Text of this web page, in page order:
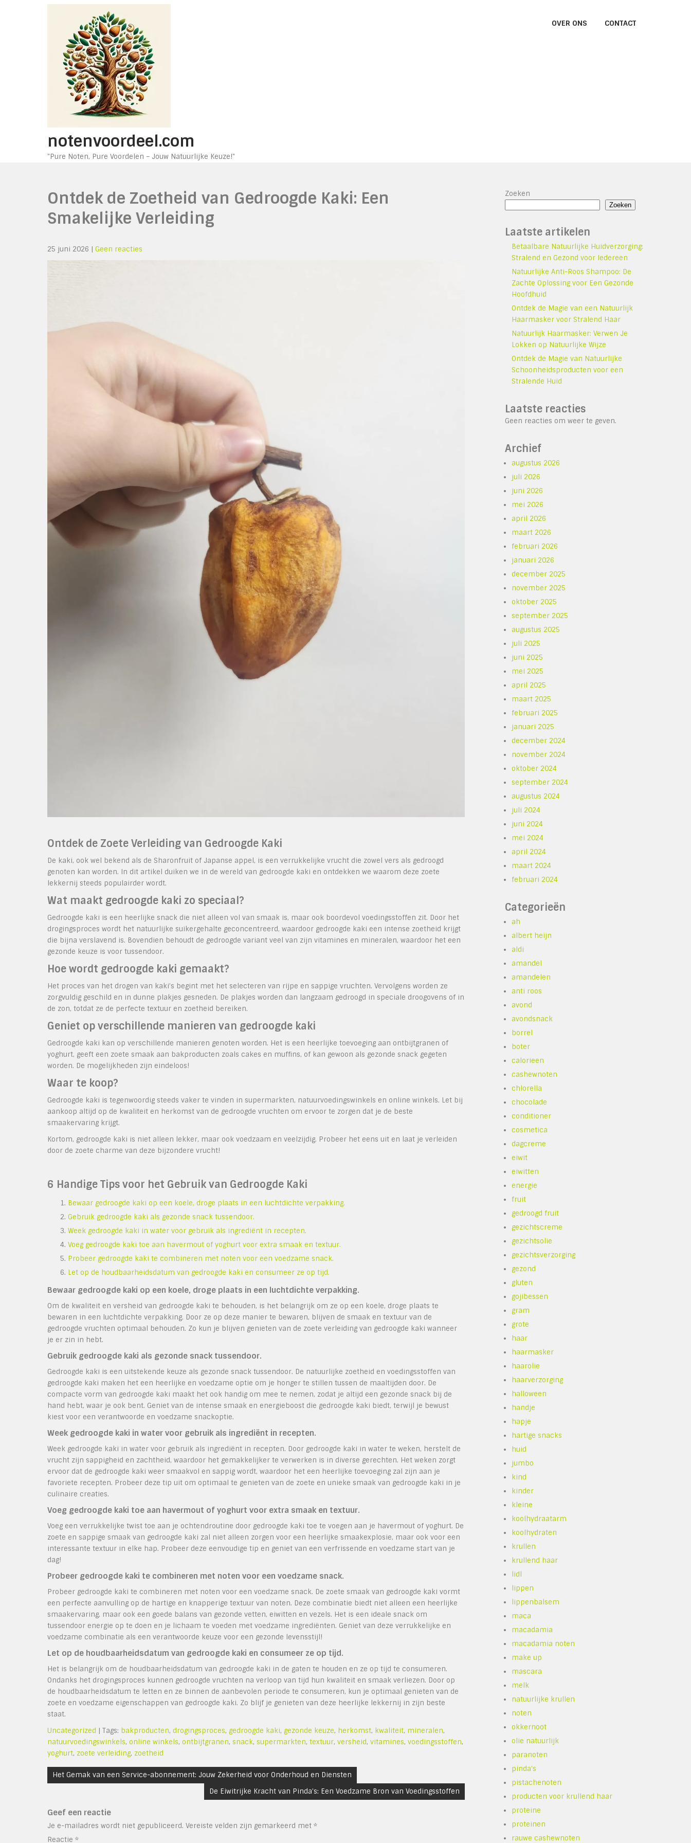
notenvoordeel.com
"Pure Noten, Pure Voordelen – Jouw Natuurlijke Keuze!"
OVER ONS CONTACT
Ontdek de Zoetheid van Gedroogde Kaki: Een
Smakelijke Verleiding
25 juni 2026 | Geen reacties
Ontdek de Zoete Verleiding van Gedroogde Kaki
De kaki, ook wel bekend als de Sharonfruit of Japanse appel, is een verrukkelijke vrucht die zowel vers als gedroogd
genoten kan worden. In dit artikel duiken we in de wereld van gedroogde kaki en ontdekken we waarom deze zoete
lekkernij steeds populairder wordt.
Wat maakt gedroogde kaki zo speciaal?
Gedroogde kaki is een heerlijke snack die niet alleen vol van smaak is, maar ook boordevol voedingsstoffen zit. Door het
drogingsproces wordt het natuurlijke suikergehalte geconcentreerd, waardoor gedroogde kaki een intense zoetheid krijgt
die bijna verslavend is. Bovendien behoudt de gedroogde variant veel van zijn vitamines en mineralen, waardoor het een
gezonde keuze is voor tussendoor.
Hoe wordt gedroogde kaki gemaakt?
Het proces van het drogen van kaki’s begint met het selecteren van rijpe en sappige vruchten. Vervolgens worden ze
zorgvuldig geschild en in dunne plakjes gesneden. De plakjes worden dan langzaam gedroogd in speciale droogovens of in
de zon, totdat ze de perfecte textuur en zoetheid bereiken.
Geniet op verschillende manieren van gedroogde kaki
Gedroogde kaki kan op verschillende manieren genoten worden. Het is een heerlijke toevoeging aan ontbijtgranen of
yoghurt, geeft een zoete smaak aan bakproducten zoals cakes en muffins, of kan gewoon als gezonde snack gegeten
worden. De mogelijkheden zijn eindeloos!
Waar te koop?
Gedroogde kaki is tegenwoordig steeds vaker te vinden in supermarkten, natuurvoedingswinkels en online winkels. Let bij
aankoop altijd op de kwaliteit en herkomst van de gedroogde vruchten om ervoor te zorgen dat je de beste
smaakervaring krijgt.
Kortom, gedroogde kaki is niet alleen lekker, maar ook voedzaam en veelzijdig. Probeer het eens uit en laat je verleiden
door de zoete charme van deze bijzondere vrucht!
6 Handige Tips voor het Gebruik van Gedroogde Kaki
Bewaar gedroogde kaki op een koele, droge plaats in een luchtdichte verpakking.
Gebruik gedroogde kaki als gezonde snack tussendoor.
Week gedroogde kaki in water voor gebruik als ingrediënt in recepten.
Voeg gedroogde kaki toe aan havermout of yoghurt voor extra smaak en textuur.
Probeer gedroogde kaki te combineren met noten voor een voedzame snack.
Let op de houdbaarheidsdatum van gedroogde kaki en consumeer ze op tijd.
Bewaar gedroogde kaki op een koele, droge plaats in een luchtdichte verpakking.
Om de kwaliteit en versheid van gedroogde kaki te behouden, is het belangrijk om ze op een koele, droge plaats te
bewaren in een luchtdichte verpakking. Door ze op deze manier te bewaren, blijven de smaak en textuur van de
gedroogde vruchten optimaal behouden. Zo kun je blijven genieten van de zoete verleiding van gedroogde kaki wanneer
je er zin in hebt.
Gebruik gedroogde kaki als gezonde snack tussendoor.
Gedroogde kaki is een uitstekende keuze als gezonde snack tussendoor. De natuurlijke zoetheid en voedingsstoffen van
gedroogde kaki maken het een heerlijke en voedzame optie om je honger te stillen tussen de maaltijden door. De
compacte vorm van gedroogde kaki maakt het ook handig om mee te nemen, zodat je altijd een gezonde snack bij de
hand hebt, waar je ook bent. Geniet van de intense smaak en energieboost die gedroogde kaki biedt, terwijl je bewust
kiest voor een verantwoorde en voedzame snackoptie.
Week gedroogde kaki in water voor gebruik als ingrediënt in recepten.
Week gedroogde kaki in water voor gebruik als ingrediënt in recepten. Door gedroogde kaki in water te weken, herstelt de
vrucht zijn sappigheid en zachtheid, waardoor het gemakkelijker te verwerken is in diverse gerechten. Het weken zorgt
ervoor dat de gedroogde kaki weer smaakvol en sappig wordt, waardoor het een heerlijke toevoeging zal zijn aan je
favoriete recepten. Probeer deze tip uit om optimaal te genieten van de zoete en unieke smaak van gedroogde kaki in je
culinaire creaties.
Voeg gedroogde kaki toe aan havermout of yoghurt voor extra smaak en textuur.
Voeg een verrukkelijke twist toe aan je ochtendroutine door gedroogde kaki toe te voegen aan je havermout of yoghurt. De
zoete en sappige smaak van gedroogde kaki zal niet alleen zorgen voor een heerlijke smaakexplosie, maar ook voor een
interessante textuur in elke hap. Probeer deze eenvoudige tip en geniet van een verfrissende en voedzame start van je
dag!
Probeer gedroogde kaki te combineren met noten voor een voedzame snack.
Probeer gedroogde kaki te combineren met noten voor een voedzame snack. De zoete smaak van gedroogde kaki vormt
een perfecte aanvulling op de hartige en knapperige textuur van noten. Deze combinatie biedt niet alleen een heerlijke
smaakervaring, maar ook een goede balans van gezonde vetten, eiwitten en vezels. Het is een ideale snack om
tussendoor energie op te doen en je lichaam te voeden met voedzame ingrediënten. Geniet van deze verrukkelijke en
voedzame combinatie als een verantwoorde keuze voor een gezonde levensstijl!
Let op de houdbaarheidsdatum van gedroogde kaki en consumeer ze op tijd.
Het is belangrijk om de houdbaarheidsdatum van gedroogde kaki in de gaten te houden en ze op tijd te consumeren.
Ondanks het drogingsproces kunnen gedroogde vruchten na verloop van tijd hun kwaliteit en smaak verliezen. Door op
de houdbaarheidsdatum te letten en ze binnen de aanbevolen periode te consumeren, kun je optimaal genieten van de
zoete en voedzame eigenschappen van gedroogde kaki. Zo blijf je genieten van deze heerlijke lekkernij in zijn beste
staat.
Uncategorized | Tags: bakproducten, drogingsproces, gedroogde kaki, gezonde keuze, herkomst, kwaliteit, mineralen,
natuurvoedingswinkels, online winkels, ontbijtgranen, snack, supermarkten, textuur, versheid, vitamines, voedingsstoffen,
yoghurt, zoete verleiding, zoetheid
Bericht
navigatie
Het Gemak van een Service-abonnement: Jouw Zekerheid voor Onderhoud en Diensten
De Eiwitrijke Kracht van Pinda’s: Een Voedzame Bron van Voedingsstoffen
Geef een reactie
Je e-mailadres wordt niet gepubliceerd. Vereiste velden zijn gemarkeerd met *
Reactie *
Zoeken
Zoeken
Laatste artikelen
Betaalbare Natuurlijke Huidverzorging:
Stralend en Gezond voor Iedereen
Natuurlijke Anti-Roos Shampoo: De
Zachte Oplossing voor Een Gezonde
Hoofdhuid
Ontdek de Magie van een Natuurlijk
Haarmasker voor Stralend Haar
Natuurlijk Haarmasker: Verwen Je
Lokken op Natuurlijke Wijze
Ontdek de Magie van Natuurlijke
Schoonheidsproducten voor een
Stralende Huid
Laatste reacties
Geen reacties om weer te geven.
Archief
augustus 2026
juli 2026
juni 2026
mei 2026
april 2026
maart 2026
februari 2026
januari 2026
december 2025
november 2025
oktober 2025
september 2025
augustus 2025
juli 2025
juni 2025
mei 2025
april 2025
maart 2025
februari 2025
januari 2025
december 2024
november 2024
oktober 2024
september 2024
augustus 2024
juli 2024
juni 2024
mei 2024
april 2024
maart 2024
februari 2024
Categorieën
ah
albert heijn
aldi
amandel
amandelen
anti roos
avond
avondsnack
borrel
boter
calorieen
cashewnoten
chlorella
chocolade
conditioner
cosmetica
dagcreme
eiwit
eiwitten
energie
fruit
gedroogd fruit
gezichtscreme
gezichtsolie
gezichtsverzorging
gezond
gluten
gojibessen
gram
grote
haar
haarmasker
haarolie
haarverzorging
halloween
handje
hapje
hartige snacks
huid
jumbo
kind
kinder
kleine
koolhydraatarm
koolhydraten
krullen
krullend haar
lidl
lippen
lippenbalsem
maca
macadamia
macadamia noten
make up
mascara
melk
natuurlijke krullen
noten
okkernoot
olie natuurlijk
paranoten
pinda's
pistachenoten
producten voor krullend haar
proteine
proteinen
rauwe cashewnoten